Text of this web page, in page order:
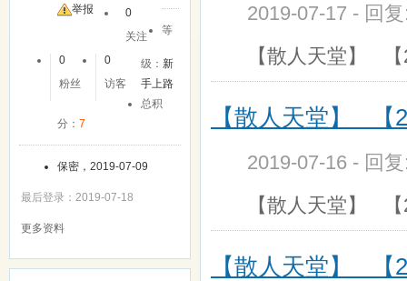
举报
0
关注
0
粉丝
0
访客
等
级：新
手上路
总积
分： 7
保密，2019-07-09
最后登录：2019-07-18
更多资料
2019-07-17 - 回
【散人天堂】
【散人天堂】 【
2019-07-16 - 回
【散人天堂】
【散人天堂】 【